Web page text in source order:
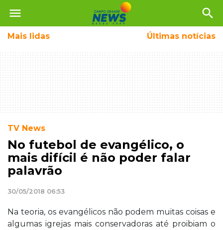
menu search
Mais lidas Últimas notícias
TV News
No futebol de evangélico, o
mais difícil é não poder falar
palavrão
30/05/2018 06:53
Na teoria, os evangélicos não podem muitas coisas e
algumas igrejas mais conservadoras até proibiam o